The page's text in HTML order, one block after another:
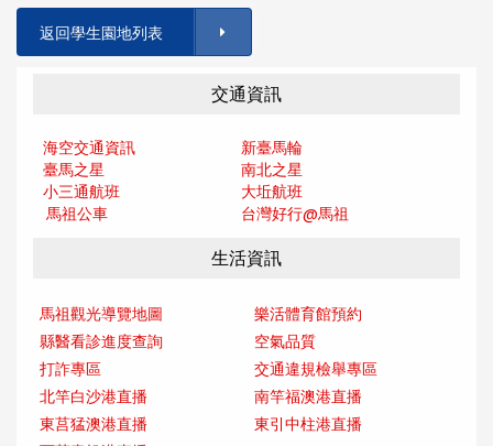
返回學生園地列表
交通資訊
海空交通資訊
新臺馬輪
臺馬之星
南北之星
小三通航班
大坵航班
馬祖公車
台灣好行@馬祖
生活資訊
馬祖觀光導覽地圖
樂活體育館預約
縣醫看診進度查詢
空氣品質
打詐專區
交通違規檢舉專區
北竿白沙港直播
南竿福澳港直播
東莒猛澳港直播
東引中柱港直播